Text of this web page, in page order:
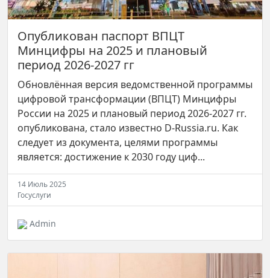
Опубликован паспорт ВПЦТ
Минцифры на 2025 и плановый
период 2026-2027 гг
Обновлённая версия ведомственной программы
цифровой трансформации (ВПЦТ) Минцифры
России на 2025 и плановый период 2026-2027 гг.
опубликована, стало известно D-Russia.ru. Как
следует из документа, целями программы
является: достижение к 2030 году циф...
14 Июль 2025
Госуслуги
Admin